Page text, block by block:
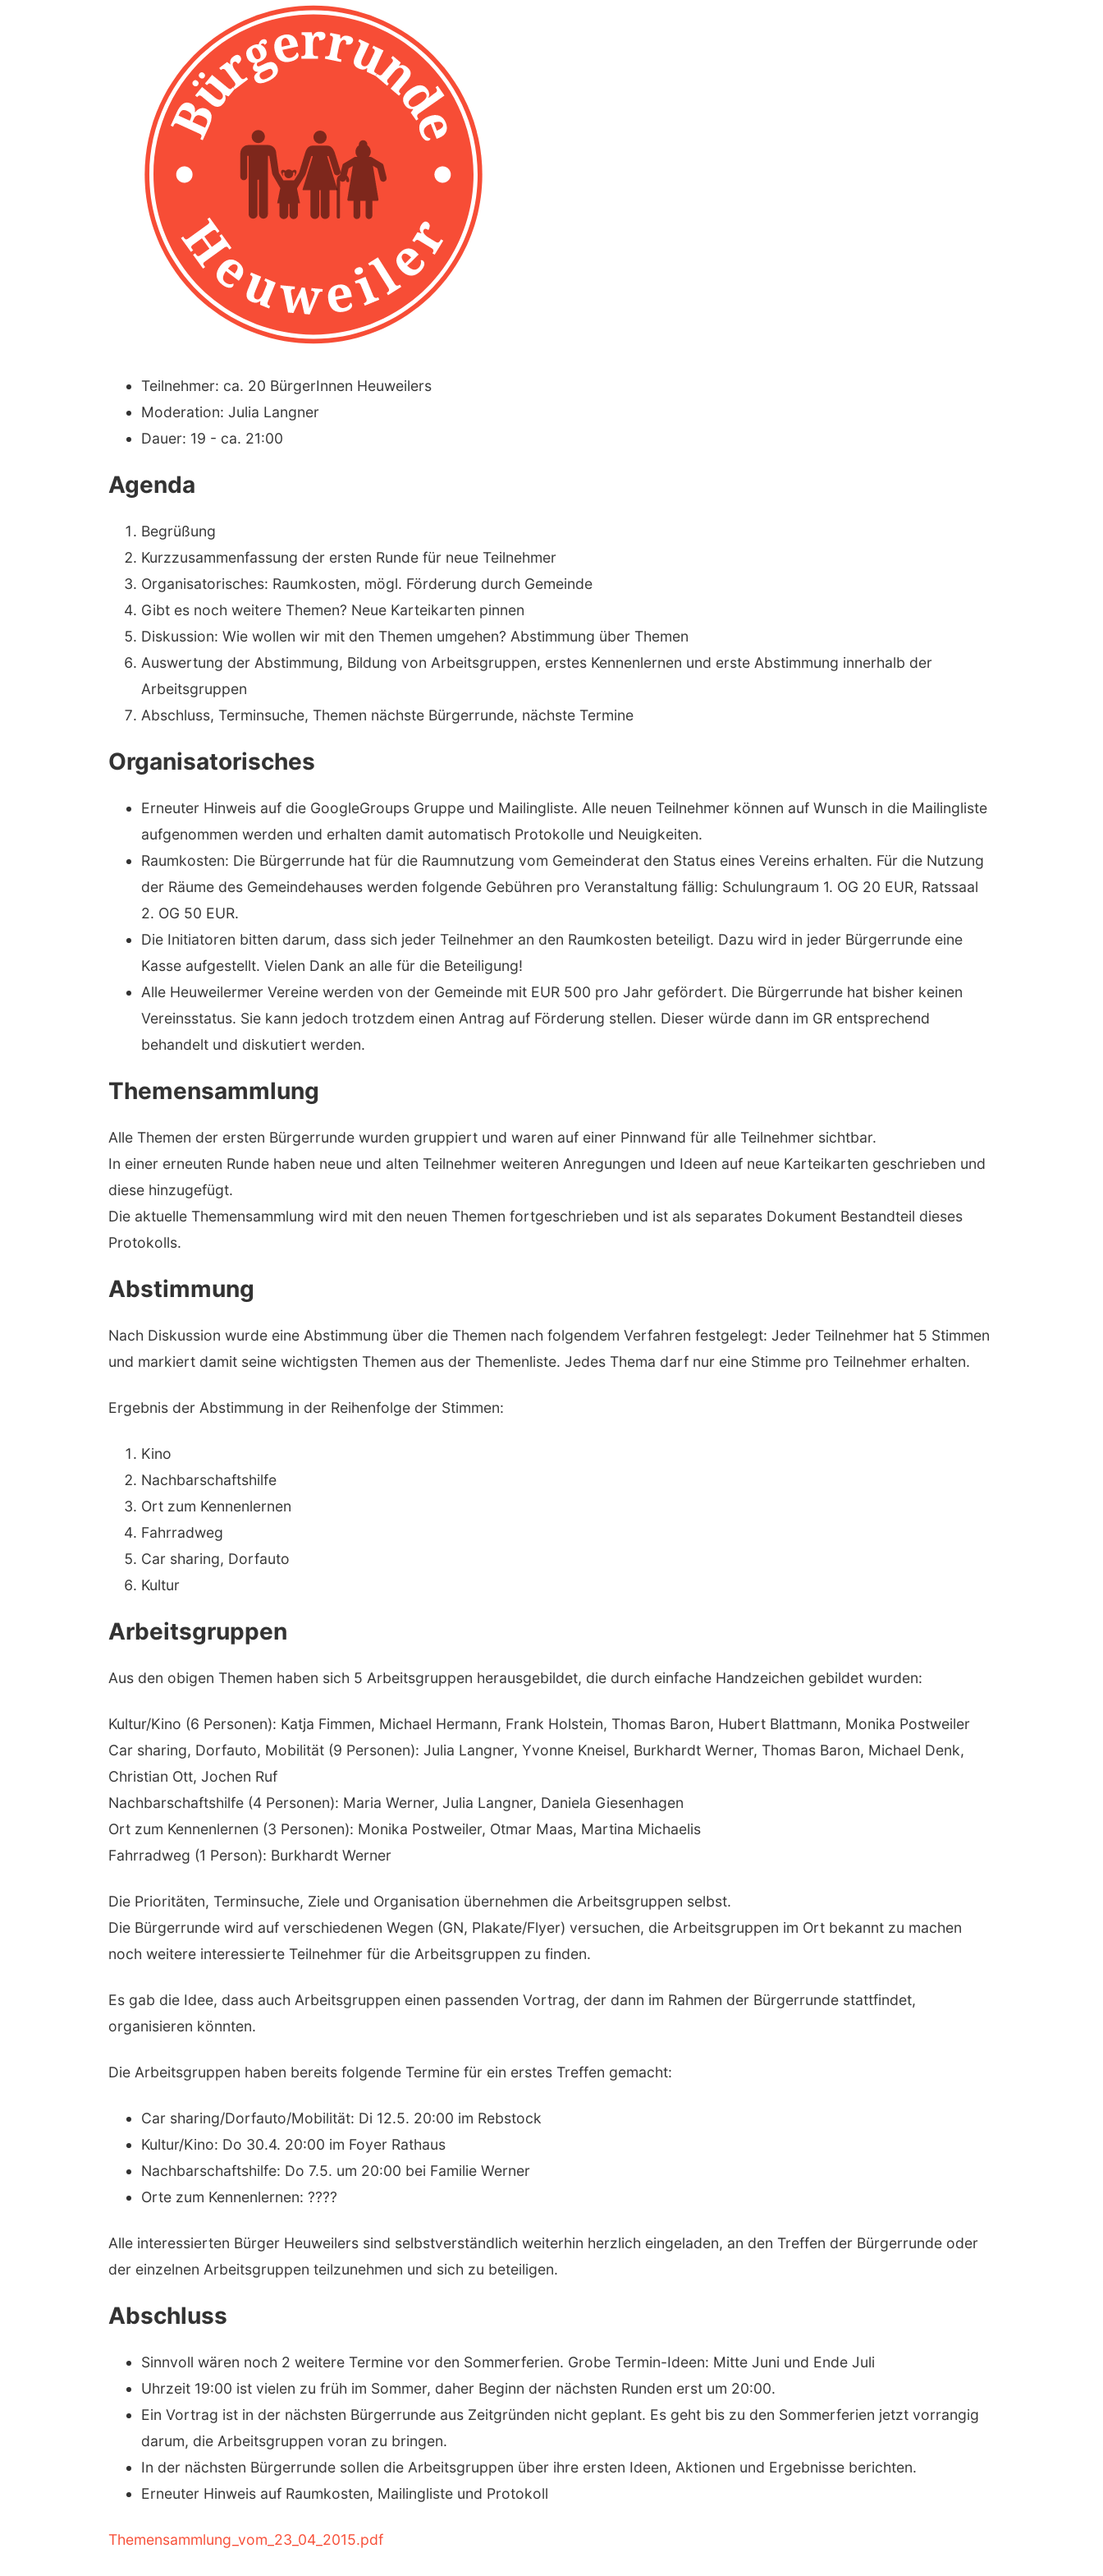
Teilnehmer: ca. 20 BürgerInnen Heuweilers
Moderation: Julia Langner
Dauer: 19 - ca. 21:00
Agenda
Begrüßung
Kurzzusammenfassung der ersten Runde für neue Teilnehmer
Organisatorisches: Raumkosten, mögl. Förderung durch Gemeinde
Gibt es noch weitere Themen? Neue Karteikarten pinnen
Diskussion: Wie wollen wir mit den Themen umgehen? Abstimmung über Themen
Auswertung der Abstimmung, Bildung von Arbeitsgruppen, erstes Kennenlernen und erste Abstimmung innerhalb der
Arbeitsgruppen
Abschluss, Terminsuche, Themen nächste Bürgerrunde, nächste Termine
Organisatorisches
Erneuter Hinweis auf die GoogleGroups Gruppe und Mailingliste. Alle neuen Teilnehmer können auf Wunsch in die Mailingliste
aufgenommen werden und erhalten damit automatisch Protokolle und Neuigkeiten.
Raumkosten: Die Bürgerrunde hat für die Raumnutzung vom Gemeinderat den Status eines Vereins erhalten. Für die Nutzung
der Räume des Gemeindehauses werden folgende Gebühren pro Veranstaltung fällig: Schulungraum 1. OG 20 EUR, Ratssaal
2. OG 50 EUR.
Die Initiatoren bitten darum, dass sich jeder Teilnehmer an den Raumkosten beteiligt. Dazu wird in jeder Bürgerrunde eine
Kasse aufgestellt. Vielen Dank an alle für die Beteiligung!
Alle Heuweilermer Vereine werden von der Gemeinde mit EUR 500 pro Jahr gefördert. Die Bürgerrunde hat bisher keinen
Vereinsstatus. Sie kann jedoch trotzdem einen Antrag auf Förderung stellen. Dieser würde dann im GR entsprechend
behandelt und diskutiert werden.
Themensammlung
Alle Themen der ersten Bürgerrunde wurden gruppiert und waren auf einer Pinnwand für alle Teilnehmer sichtbar.
In einer erneuten Runde haben neue und alten Teilnehmer weiteren Anregungen und Ideen auf neue Karteikarten geschrieben und
diese hinzugefügt.
Die aktuelle Themensammlung wird mit den neuen Themen fortgeschrieben und ist als separates Dokument Bestandteil dieses
Protokolls.
Abstimmung
Nach Diskussion wurde eine Abstimmung über die Themen nach folgendem Verfahren festgelegt: Jeder Teilnehmer hat 5 Stimmen
und markiert damit seine wichtigsten Themen aus der Themenliste. Jedes Thema darf nur eine Stimme pro Teilnehmer erhalten.
Ergebnis der Abstimmung in der Reihenfolge der Stimmen:
Kino
Nachbarschaftshilfe
Ort zum Kennenlernen
Fahrradweg
Car sharing, Dorfauto
Kultur
Arbeitsgruppen
Aus den obigen Themen haben sich 5 Arbeitsgruppen herausgebildet, die durch einfache Handzeichen gebildet wurden:
Kultur/Kino (6 Personen): Katja Fimmen, Michael Hermann, Frank Holstein, Thomas Baron, Hubert Blattmann, Monika Postweiler
Car sharing, Dorfauto, Mobilität (9 Personen): Julia Langner, Yvonne Kneisel, Burkhardt Werner, Thomas Baron, Michael Denk,
Christian Ott, Jochen Ruf
Nachbarschaftshilfe (4 Personen): Maria Werner, Julia Langner, Daniela Giesenhagen
Ort zum Kennenlernen (3 Personen): Monika Postweiler, Otmar Maas, Martina Michaelis
Fahrradweg (1 Person): Burkhardt Werner
Die Prioritäten, Terminsuche, Ziele und Organisation übernehmen die Arbeitsgruppen selbst.
Die Bürgerrunde wird auf verschiedenen Wegen (GN, Plakate/Flyer) versuchen, die Arbeitsgruppen im Ort bekannt zu machen
noch weitere interessierte Teilnehmer für die Arbeitsgruppen zu finden.
Es gab die Idee, dass auch Arbeitsgruppen einen passenden Vortrag, der dann im Rahmen der Bürgerrunde stattfindet,
organisieren könnten.
Die Arbeitsgruppen haben bereits folgende Termine für ein erstes Treffen gemacht:
Car sharing/Dorfauto/Mobilität: Di 12.5. 20:00 im Rebstock
Kultur/Kino: Do 30.4. 20:00 im Foyer Rathaus
Nachbarschaftshilfe: Do 7.5. um 20:00 bei Familie Werner
Orte zum Kennenlernen: ????
Alle interessierten Bürger Heuweilers sind selbstverständlich weiterhin herzlich eingeladen, an den Treffen der Bürgerrunde oder
der einzelnen Arbeitsgruppen teilzunehmen und sich zu beteiligen.
Abschluss
Sinnvoll wären noch 2 weitere Termine vor den Sommerferien. Grobe Termin-Ideen: Mitte Juni und Ende Juli
Uhrzeit 19:00 ist vielen zu früh im Sommer, daher Beginn der nächsten Runden erst um 20:00.
Ein Vortrag ist in der nächsten Bürgerrunde aus Zeitgründen nicht geplant. Es geht bis zu den Sommerferien jetzt vorrangig
darum, die Arbeitsgruppen voran zu bringen.
In der nächsten Bürgerrunde sollen die Arbeitsgruppen über ihre ersten Ideen, Aktionen und Ergebnisse berichten.
Erneuter Hinweis auf Raumkosten, Mailingliste und Protokoll
Themensammlung_vom_23_04_2015.pdf